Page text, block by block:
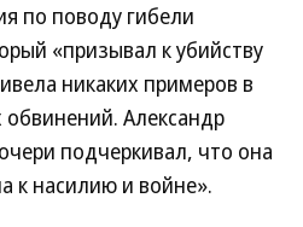
по поводу гибели
«призывал к убийству
никаких примеров в
обвинений. Александр
подчеркивал, что она
к насилию и войне».